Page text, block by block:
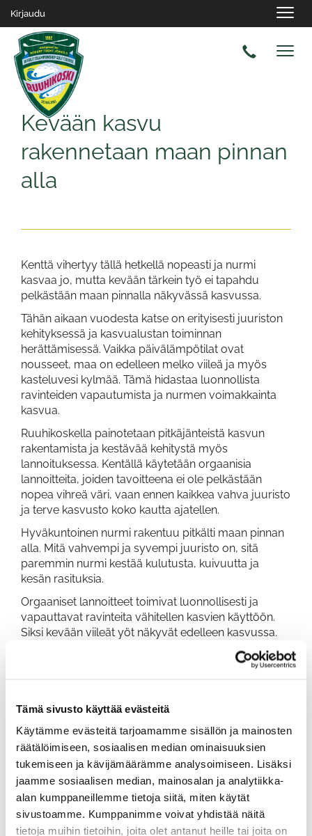
Tämä sivusto käyttää evästeitä
Käytämme evästeitä tarjoamamme sisällön ja mainosten
räätälöimiseen, sosiaalisen median ominaisuuksien
tukemiseen ja kävijämäärämme analysoimiseen. Lisäksi
jaamme sosiaalisen median, mainosalan ja analytiikka-
alan kumppaneillemme tietoja siitä, miten käytät
sivustoamme. Kumppanimme voivat yhdistää näitä
tietoja muihin tietoihin, joita olet antanut heille tai joita on
Kirjaudu
Kevään kasvu
rakennetaan maan pinnan
alla
Kenttä vihertyy tällä hetkellä nopeasti ja nurmi
kasvaa jo, mutta kevään tärkein työ ei tapahdu
pelkästään maan pinnalla näkyvässä kasvussa.
Tähän aikaan vuodesta katse on erityisesti juuriston
kehityksessä ja kasvualustan toiminnan
herättämisessä. Vaikka päivälämpötilat ovat
nousseet, maa on edelleen melko viileä ja myös
kasteluvesi kylmää. Tämä hidastaa luonnollista
ravinteiden vapautumista ja nurmen voimakkainta
kasvua.
Ruuhikoskella painotetaan pitkäjänteistä kasvun
rakentamista ja kestävää kehitystä myös
lannoituksessa. Kentällä käytetään orgaanisia
lannoitteita, joiden tavoitteena ei ole pelkästään
nopea vihreä väri, vaan ennen kaikkea vahva juuristo
ja terve kasvusto koko kautta ajatellen.
Hyväkuntoinen nurmi rakentuu pitkälti maan pinnan
alla. Mitä vahvempi ja syvempi juuristo on, sitä
paremmin nurmi kestää kulutusta, kuivuutta ja
kesän rasituksia.
Orgaaniset lannoitteet toimivat luonnollisesti ja
vapauttavat ravinteita vähitellen kasvien käyttöön.
Siksi kevään viileät yöt näkyvät edelleen kasvussa.
Nurmi kyllä kasvaa jo, mutta kaikkein voimakkain
korjaava kasvu odottaa vielä maan ja öiden
kesälle. Tavoitteena ei ole vain nopea vihreys
keväällä, vaan mahdollisimman terve ja kestävä
kasvusto koko pelikaudelle. Samalla pyritään
rakentamaan kentänhoitoa pitkäjänteisesti ja
ympäristön kannalta mahdollisimman vastuullisesti.